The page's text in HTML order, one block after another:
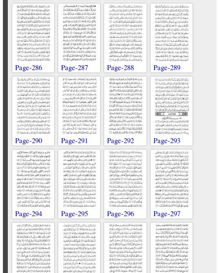
Page-286 Page-287 Page-288 Page-289
Page-290 Page-291 Page-292 Page-293
Page-294 Page-295 Page-296 Page-297